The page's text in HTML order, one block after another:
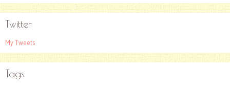
Twitter
My Tweets
Tags